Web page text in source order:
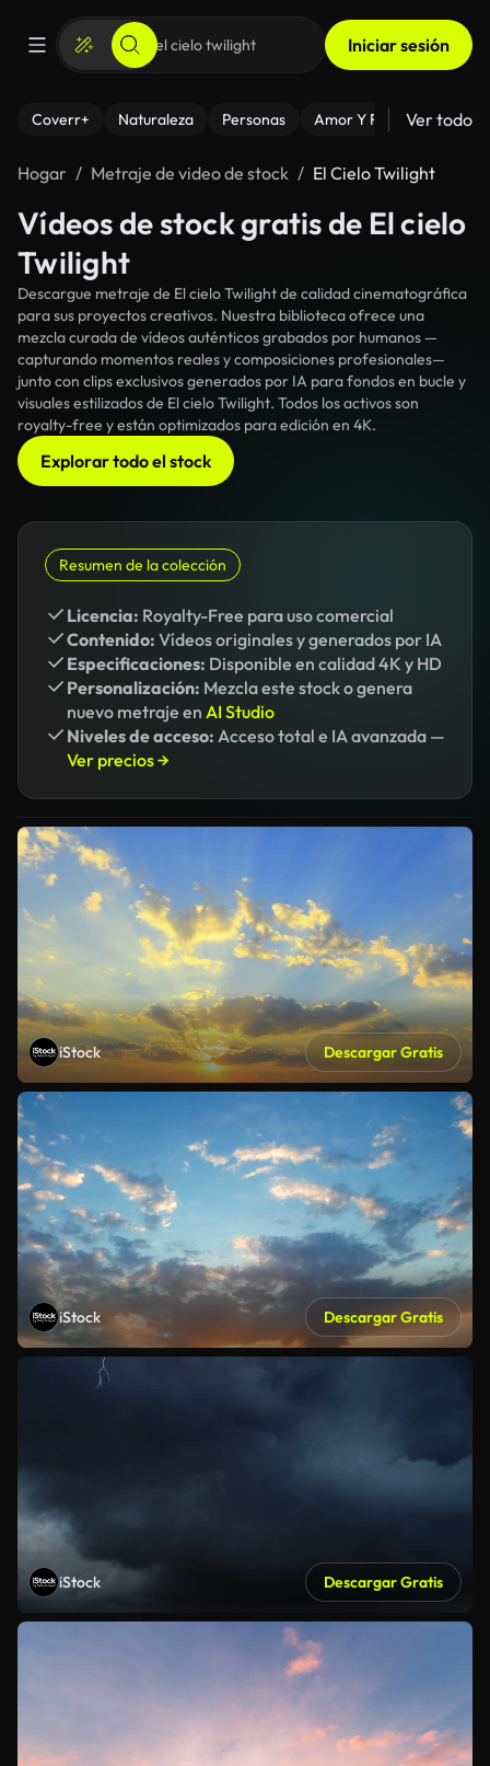
Iniciar sesión
Coverr+ Naturaleza Personas Amor Y Relaciones
Ver todo
Hogar Metraje de video de stock El Cielo Twilight
Vídeos de stock gratis de El cielo
Twilight
Descargue metraje de El cielo Twilight de calidad cinematográfica
para sus proyectos creativos. Nuestra biblioteca ofrece una
mezcla curada de vídeos auténticos grabados por humanos —
capturando momentos reales y composiciones profesionales—
junto con clips exclusivos generados por IA para fondos en bucle y
visuales estilizados de El cielo Twilight. Todos los activos son
royalty-free y están optimizados para edición en 4K.
Explorar todo el stock
Resumen de la colección
Licencia: Royalty-Free para uso comercial
Contenido: Vídeos originales y generados por IA
Especificaciones: Disponible en calidad 4K y HD
Personalización: Mezcla este stock o genera
nuevo metraje en AI Studio
Niveles de acceso: Acceso total e IA avanzada —
Ver precios →
iStock Descargar Gratis
iStock Descargar Gratis
iStock Descargar Gratis